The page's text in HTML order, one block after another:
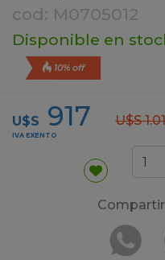
cod: M0705012
Disponible en
10% off
U$S 917
IVA EXENTO
U$S